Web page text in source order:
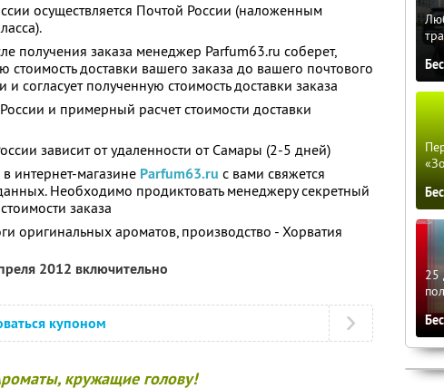
осуществляется Почтой России (наложенным
получения заказа менеджер Parfum63.ru соберет,
стоимость доставки вашего заказа до вашего почтового
и согласует полученную стоимость доставки заказа
и примерный расчет стоимости доставки
зависит от удаленности от Самары (2-5 дней)
интернет-магазине Parfum63.ru с вами свяжется
Необходимо продиктовать менеджеру секретный
заказа
оригинальных ароматов, производство - Хорватия
2012 включительно
купоном
кружащие голову!
25